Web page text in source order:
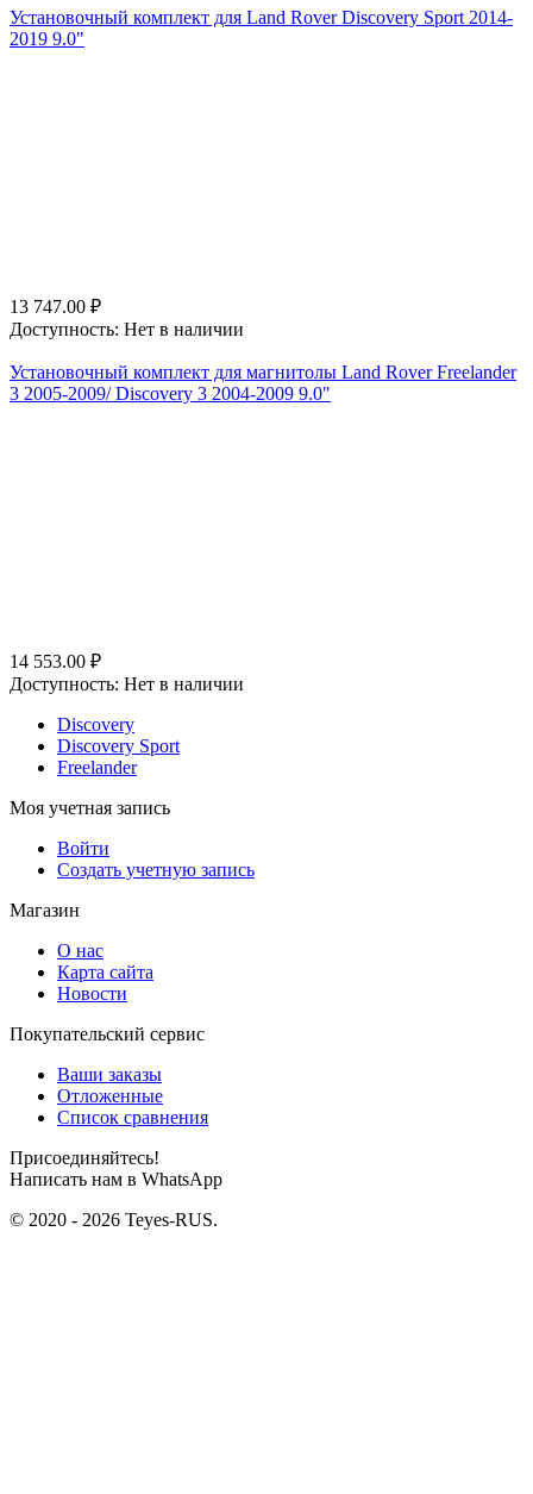
Установочный комплект для Land Rover Discovery Sport 2014-
2019 9.0"
13 747.00 ₽
Доступность: Нет в наличии
Установочный комплект для магнитолы Land Rover Freelander
3 2005-2009/ Discovery 3 2004-2009 9.0"
14 553.00 ₽
Доступность: Нет в наличии
Discovery
Discovery Sport
Freelander
Моя учетная запись
Войти
Создать учетную запись
Магазин
О нас
Карта сайта
Новости
Покупательский сервис
Ваши заказы
Отложенные
Список сравнения
Присоединяйтесь!
Написать нам в WhatsApp
© 2020 - 2026 Teyes-RUS.